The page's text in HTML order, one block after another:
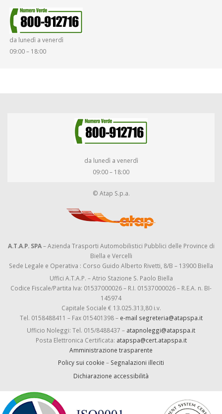
da lunedì a venerdì
09:00 – 18:00
da lunedì a venerdì
09:00 – 18:00
© Atap S.p.a.
A.T.A.P. SPA– Azienda Trasporti Automobilistici Pubblici delle Province di
Biella e Vercelli
Sede Legale e Operativa : Corso Guido Alberto Rivetti, 8/B – 13900 Biella
Uffici A.T.A.P. – Atrio Stazione S. Paolo Biella
Codice Fiscale/Partita Iva: 01537000026 – R.I. 01537000026 – R.E.A. n. BI-
145974
Capitale Sociale € 13.025.313,80 i.v.
Tel. 0158488411 – Fax 015401398 – e-mail segreteria@atapspa.it
Ufficio Noleggi: Tel. 015/8488437 – atapnoleggi@atapspa.it
Posta Elettronica Certificata: atapspa@cert.atapspa.it
Amministrazione trasparente
Policy sui cookie – Segnalazioni illeciti
Dichiarazione accessibilità